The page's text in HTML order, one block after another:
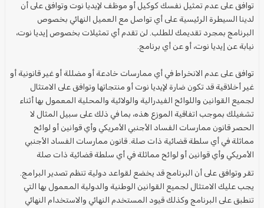
توافق على عدم تمثيل نفسك كوكيل أو موظف لإيديا نوت وتوافق على أن
لدينا السيطرة الرئيسية على أي تواصل مع العميل النهائي بخصوص
البرنامج بمجرد تقديمك للطلب. لن تقدم أي تمثيلات بخصوص إيديا نوت،
نيابة عن إيديا نوت، أو عن أي برنامج.
توافق على عدم الانخراط في أي ممارسات خادعة أو مضللة أو غير قانونية أو
غير أخلاقية قد تكون ضارة لإيديا نوت أو منتجاتها وتوافق على الامتثال
لجميع القوانين واللوائح الفيدرالية والولائية والمحلية المعمول بها أثناء
تشغيلك بموجب اتفاقية الموزع هذه، بما في ذلك على سبيل المثال لا
الحصر قانون ممارسات الفساد الأجنبي الأمريكي وأي قوانين أو لوائح
مماثلة في أي سلطة قضائية ذات صلة. قانون ممارسات الفساد الأجنبي
الأمريكي وأي قوانين أو لوائح مماثلة في أي سلطة قضائية ذات صلة
تقر وتوافق على أن البرنامج قد يخضع لقواعد دولية تنظم تصدير البرامج.
يجب عليك الامتثال لجميع القوانين الوطنية والدولية المعمول بها التي
تنطبق على البرنامج وكذلك قيود المستخدم النهائي والاستخدام النهائي